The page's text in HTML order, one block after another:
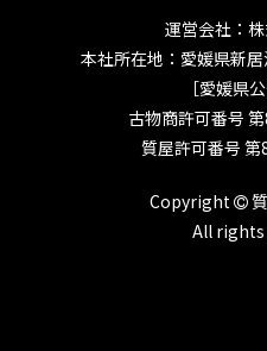
運営会社：
本社所在地：愛媛県新
［愛媛県
古物商許可番号
質屋許可番号
Copyright
All rights